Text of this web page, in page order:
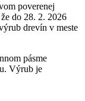
poverenej
do 28. 2. 2026
drevín v meste
pásme
Výrub je